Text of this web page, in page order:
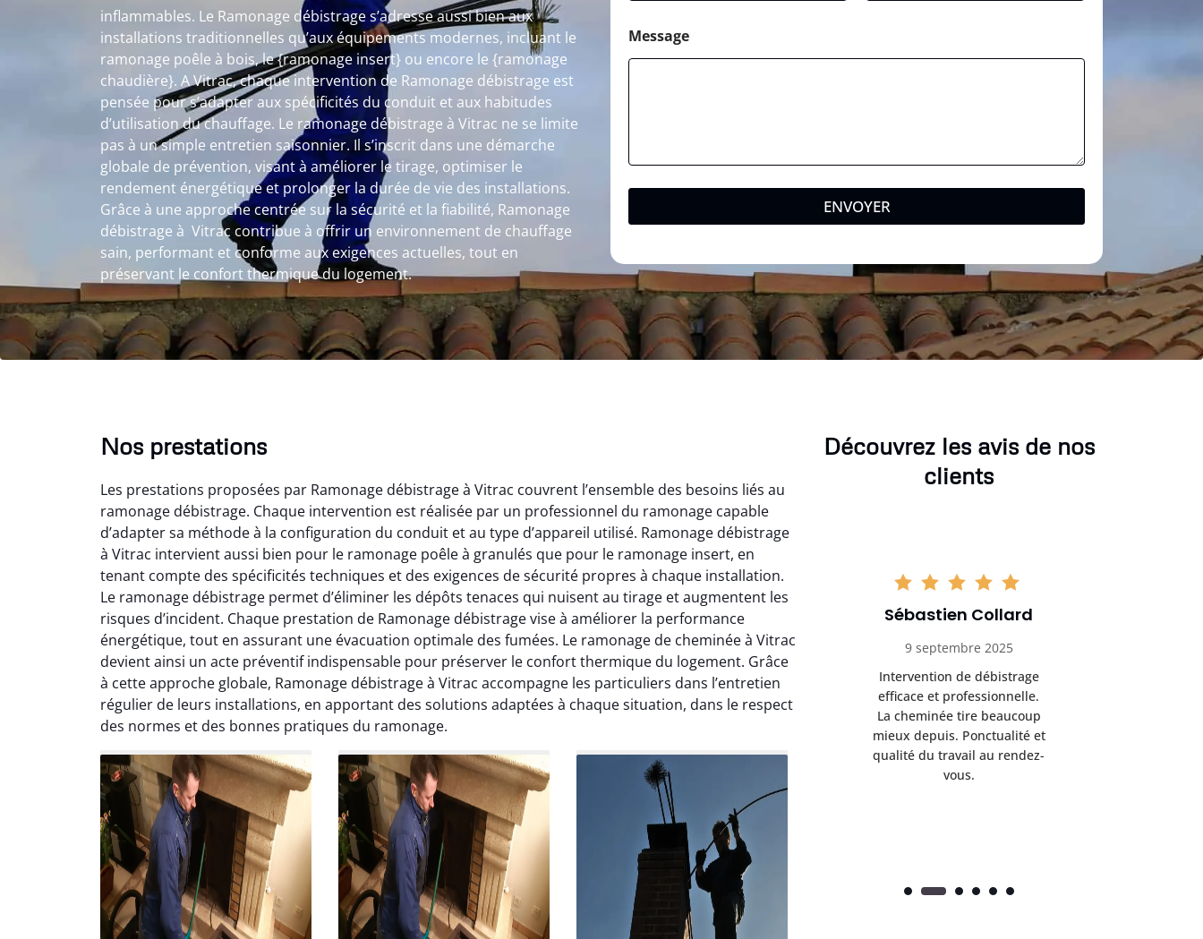
inflammables. Le Ramonage débistrage s’adresse aussi bien aux
installations traditionnelles qu’aux équipements modernes, incluant le
ramonage poêle à bois, le {ramonage insert} ou encore le {ramonage
chaudière}. A Vitrac, chaque intervention de Ramonage débistrage est
pensée pour s’adapter aux spécificités du conduit et aux habitudes
d’utilisation du chauffage. Le ramonage débistrage à Vitrac ne se limite
pas à un simple entretien saisonnier. Il s’inscrit dans une démarche
globale de prévention, visant à améliorer le tirage, optimiser le
rendement énergétique et prolonger la durée de vie des installations.
Grâce à une approche centrée sur la sécurité et la fiabilité, Ramonage
débistrage à Vitrac contribue à offrir un environnement de chauffage
sain, performant et conforme aux exigences actuelles, tout en
préservant le confort thermique du logement.
Message
ENVOYER
Nos prestations
Les prestations proposées par Ramonage débistrage à Vitrac couvrent l’ensemble des besoins liés au
ramonage débistrage. Chaque intervention est réalisée par un professionnel du ramonage capable
d’adapter sa méthode à la configuration du conduit et au type d’appareil utilisé. Ramonage débistrage
à Vitrac intervient aussi bien pour le ramonage poêle à granulés que pour le ramonage insert, en
tenant compte des spécificités techniques et des exigences de sécurité propres à chaque installation.
Le ramonage débistrage permet d’éliminer les dépôts tenaces qui nuisent au tirage et augmentent les
risques d’incident. Chaque prestation de Ramonage débistrage vise à améliorer la performance
énergétique, tout en assurant une évacuation optimale des fumées. Le ramonage de cheminée à Vitrac
devient ainsi un acte préventif indispensable pour préserver le confort thermique du logement. Grâce
à cette approche globale, Ramonage débistrage à Vitrac accompagne les particuliers dans l’entretien
régulier de leurs installations, en apportant des solutions adaptées à chaque situation, dans le respect
des normes et des bonnes pratiques du ramonage.
Découvrez les avis de nos
clients
Loïc Marchand
24 janvier 2026
Très bon travail de
débistrage et ramonage.
nettoyée et fonctionnement
nettement amélioré. Je
recommande sans
hésitation.
Claire Vautrin
21 juin 2025
Ramonage très bien réalisé,
travail propre et soigné.
Toutes les explications ont
laissé impeccable. Service
sérieux et rassurant.
Sébastien Collard
9 septembre 2025
Intervention de débistrage
efficace et professionnelle.
La cheminée tire beaucoup
mieux depuis. Ponctualité et
qualité du travail au rendez-
vous.